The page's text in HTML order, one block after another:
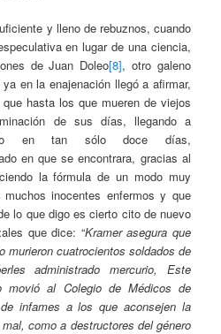
y lleno de rebuznos, cuando
en lugar de una ciencia,
de Juan Doleo[8], otro galeno
en la enajenación llegó a afirmar,
hasta los que mueren de viejos
de sus días, llegando a
en tan sólo doce días,
en que se encontrara, gracias al
la fórmula de un modo muy
inocentes enfermos y que
lo que digo es cierto cito de nuevo
que dice: “Kramer asegura que
murieron cuatrocientos soldados de
administrado mercurio, Este
movió al Colegio de Médicos de
infames a los que aconsejen la
como a destructores del género